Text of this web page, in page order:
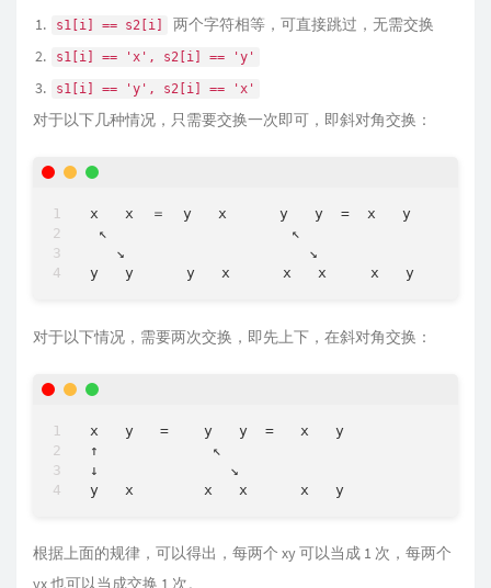
s1[i] == s2[i] 两个字符相等，可直接跳过，无需交换
s1[i] == 'x', s2[i] == 'y'
s1[i] == 'y', s2[i] == 'x'
对于以下几种情况，只需要交换一次即可，即斜对角交换：
x   x  ＝  y   x      y   y  =  x   y
↖                     ↖
   ↘                     ↘
对于以下情况，需要两次交换，即先上下，在斜对角交换：
x   y   =    y   y  =   x   y
↑             ↖
↓               ↘
根据上面的规律，可以得出，每两个 xy 可以当成 1 次，每两个
yx 也可以当成交换 1 次。